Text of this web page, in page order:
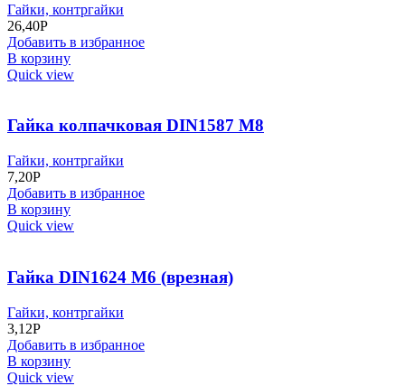
Гайки, контргайки
26,40Р
Добавить в избранное
В корзину
Quick view
Гайка колпачковая DIN1587 M8
Гайки, контргайки
7,20Р
Добавить в избранное
В корзину
Quick view
Гайка DIN1624 M6 (врезная)
Гайки, контргайки
3,12Р
Добавить в избранное
В корзину
Quick view